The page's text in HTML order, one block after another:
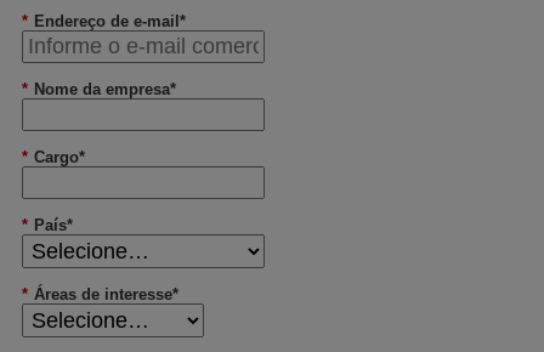
* Endereço de e-mail*
* Nome da empresa*
* Cargo*
* País*
* Áreas de interesse*